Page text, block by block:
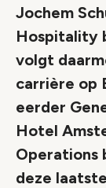
Jochem
Hospitality
volgt
carrière op
eerder
Hotel
Operations
deze